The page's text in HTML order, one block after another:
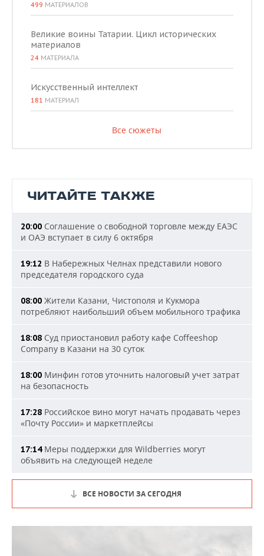
499 МАТЕРИАЛОВ
Великие воины Татарии. Цикл исторических
материалов
24 МАТЕРИАЛА
Искусственный интеллект
181 МАТЕРИАЛ
Все сюжеты
ЧИТАЙТЕ ТАКЖЕ
20:00 Соглашение о свободной торговле между ЕАЭС
и ОАЭ вступает в силу 6 октября
19:12 В Набережных Челнах представили нового
председателя городского суда
08:00 Жители Казани, Чистополя и Кукмора
потребляют наибольший объем мобильного трафика
18:08 Суд приостановил работу кафе Coffeeshop
Company в Казани на 30 суток
18:00 Минфин готов уточнить налоговый учет затрат
на безопасность
17:28 Российское вино могут начать продавать через
«Почту России» и маркетплейсы
17:14Меры поддержки для Wildberries могут
объявить на следующей неделе
ВСЕ НОВОСТИ ЗА СЕГОДНЯ